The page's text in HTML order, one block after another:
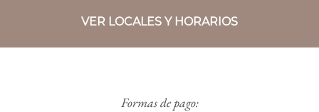
VER LOCALES Y HORARIOS
Formas de pago: